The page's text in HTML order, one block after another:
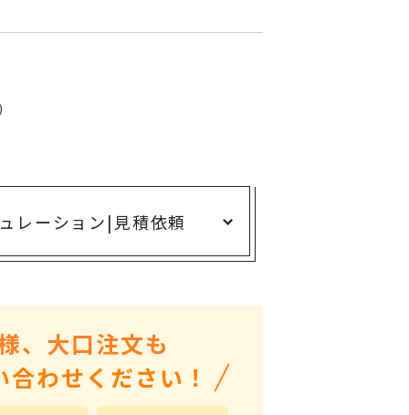
kanakono
展示会・イベント特集
安全大会ノベルティ・記念品特集
粗品・営業配布
入学・卒業記念品
レーション| 見積依頼
、大口注文も
わせください！